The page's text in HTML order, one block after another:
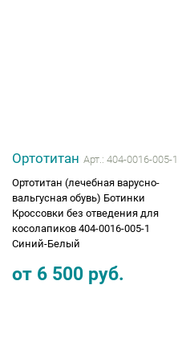
Ортотитан Арт.: 404-0016-005-1
Ортотитан (лечебная варусно-
вальгусная обувь) Ботинки
Кроссовки без отведения для
косолапиков 404-0016-005-1
Синий-Белый
от 6 500 руб.